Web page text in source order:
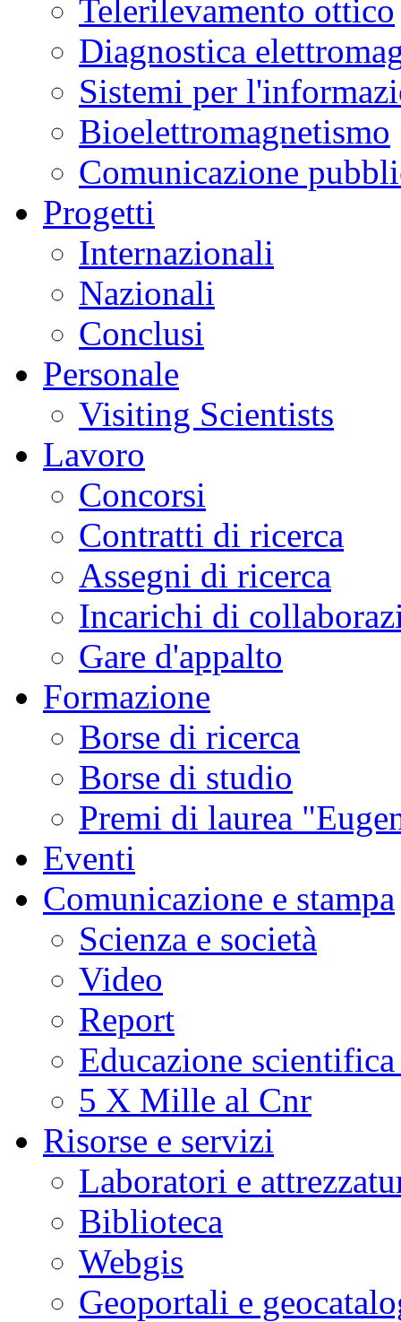
Telerilevamento ottico
Diagnostica
Sistemi per
Bioelettromagnetismo
Comunicazione
Progetti
Internazionali
Nazionali
Conclusi
Personale
Visiting Scientists
Lavoro
Concorsi
Contratti di ricerca
Assegni di ricerca
Incarichi di
Gare d'appalto
Formazione
Borse di ricerca
Borse di studio
Premi di laurea
Eventi
Comunicazione e stampa
Scienza e società
Video
Report
Educazione
5 X Mille al Cnr
Risorse e servizi
Laboratori e
Biblioteca
Webgis
Geoportali e